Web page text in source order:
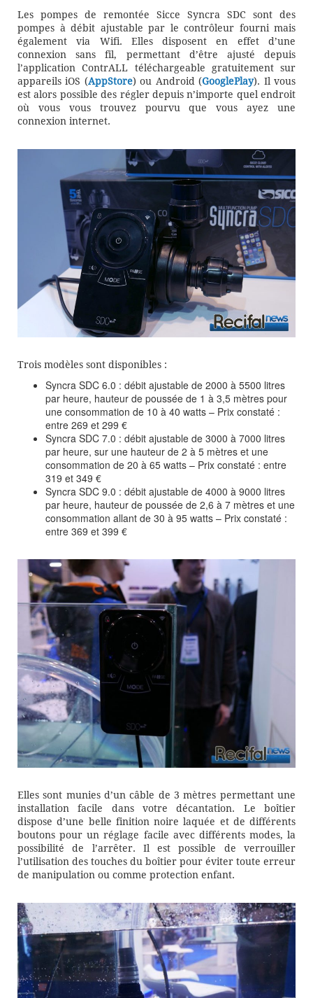
Les pompes de remontée Sicce Syncra SDC sont des
pompes à débit ajustable par le contrôleur fourni mais
également via Wifi. Elles disposent en effet d’une
connexion sans fil, permettant d’être ajusté depuis
l’application ContrALL téléchargeable gratuitement sur
appareils iOS (AppStore) ou Android (GooglePlay). Il vous
est alors possible des régler depuis n’importe quel endroit
où vous vous trouvez pourvu que vous ayez une
connexion internet.
Trois modèles sont disponibles :
Syncra SDC 6.0 : débit ajustable de 2000 à 5500 litres
par heure, hauteur de poussée de 1 à 3,5 mètres pour
une consommation de 10 à 40 watts – Prix constaté :
entre 269 et 299 €
Syncra SDC 7.0 : débit ajustable de 3000 à 7000 litres
par heure, sur une hauteur de 2 à 5 mètres et une
consommation de 20 à 65 watts – Prix constaté : entre
319 et 349 €
Syncra SDC 9.0 : débit ajustable de 4000 à 9000 litres
par heure, hauteur de poussée de 2,6 à 7 mètres et une
consommation allant de 30 à 95 watts – Prix constaté :
entre 369 et 399 €
Elles sont munies d’un câble de 3 mètres permettant une
installation facile dans votre décantation. Le boîtier
dispose d’une belle finition noire laquée et de différents
boutons pour un réglage facile avec différents modes, la
possibilité de l’arrêter. Il est possible de verrouiller
l’utilisation des touches du boîtier pour éviter toute erreur
de manipulation ou comme protection enfant.